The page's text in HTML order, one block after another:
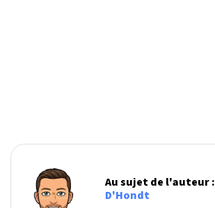
Au sujet de l'auteur :
D'Hondt